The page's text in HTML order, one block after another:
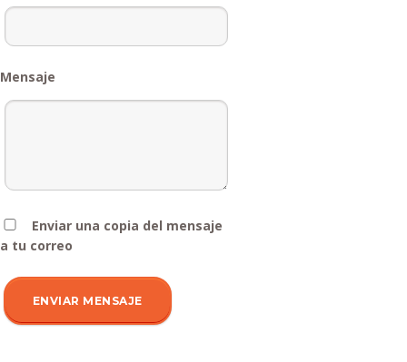
Mensaje
Enviar una copia del mensaje
a tu correo